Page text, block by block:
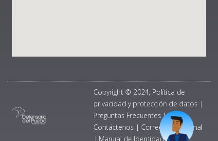
Copyright © 2024, Política de
privacidad y protección de datos |
Preguntas Frecuentes |
Contáctenos | Correo Institucional
| Manual de Identidad Visual